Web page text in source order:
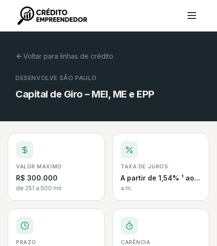
Voltar para linhas de crédito
DESENVOLVE SÃO PAULO
Capital de Giro – MEI, ME e EPP
VALOR MÁXIMO
R$ 300.000
de 251 a 500 mil
TAXA DE JUROS
A partir de 1,54% ¹ ao...
a.m.
PRAZO CARÊNCIA